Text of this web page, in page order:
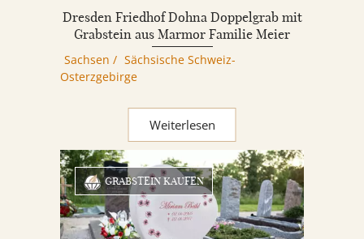
Dresden Friedhof Dohna Doppelgrab mit
Grabstein aus Marmor Familie Meier
Sachsen / Sächsische Schweiz-
Osterzgebirge
Weiterlesen
GRABSTEIN KAUFEN